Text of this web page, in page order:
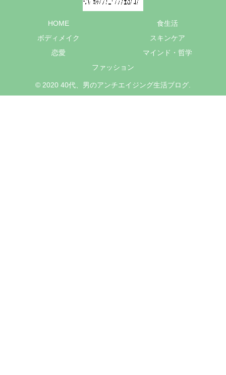
HOME
食生活
ボディメイク
スキンケア
恋愛
マインド・哲学
ファッション
© 2020 40代、男のアンチエイジング生活ブログ.